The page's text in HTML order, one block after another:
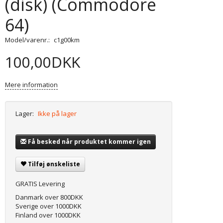
(disk) (Commodore
64)
Model/varenr.: c1g00km
100,00DKK
Mere information
Lager: Ikke på lager
Få besked når produktet kommer igen
Tilføj ønskeliste
GRATIS Levering
Danmark over 800DKK
Sverige over 1000DKK
Finland over 1000DKK